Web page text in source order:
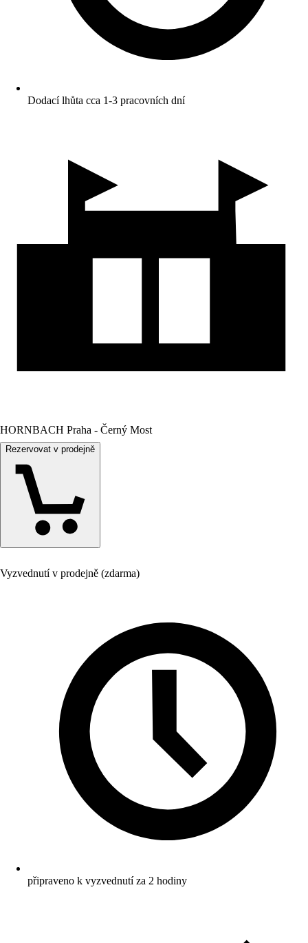
Dodací lhůta cca 1-3 pracovních dní
HORNBACH Praha - Černý Most
Rezervovat v prodejně
Vyzvednutí v prodejně (zdarma)
připraveno k vyzvednutí za 2 hodiny